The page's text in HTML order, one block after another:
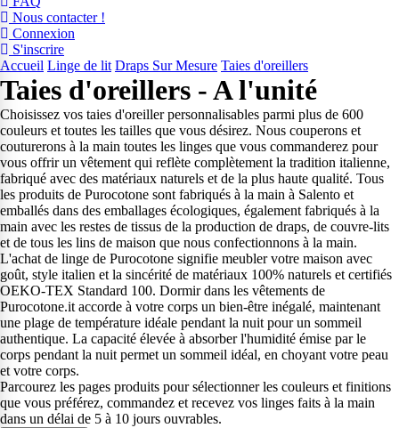
Nous contacter !
Connexion
S'inscrire
Accueil Linge de lit Draps Sur Mesure Taies d'oreillers
Taies d'oreillers - A l'unité
Choisissez vos taies d'oreiller personnalisables parmi plus de 600
couleurs et toutes les tailles que vous désirez. Nous couperons et
couturerons à la main toutes les linges que vous commanderez pour
vous offrir un vêtement qui reflète complètement la tradition italienne,
fabriqué avec des matériaux naturels et de la plus haute qualité. Tous
les produits de Purocotone sont fabriqués à la main à Salento et
emballés dans des emballages écologiques, également fabriqués à la
main avec les restes de tissus de la production de draps, de couvre-lits
et de tous les lins de maison que nous confectionnons à la main.
L'achat de linge de Purocotone signifie meubler votre maison avec
goût, style italien et la sincérité de matériaux 100% naturels et certifiés
OEKO-TEX Standard 100. Dormir dans les vêtements de
Purocotone.it accorde à votre corps un bien-être inégalé, maintenant
une plage de température idéale pendant la nuit pour un sommeil
authentique. La capacité élevée à absorber l'humidité émise par le
corps pendant la nuit permet un sommeil idéal, en choyant votre peau
et votre corps.
Parcourez les pages produits pour sélectionner les couleurs et finitions
que vous préférez, commandez et recevez vos linges faits à la main
dans un délai de 5 à 10 jours ouvrables.